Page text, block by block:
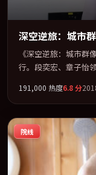
深空逆旅：城市
《深空逆旅：城市群
行。段奕宏、章子怡
「战争」类型为骨架
2018-01-23 在内地院
碑稳健，适合喜欢强
191,000 热度6.8分
院线